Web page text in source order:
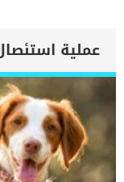
الاعراض الاخرى.
منهم ؟ خلل فى وظائف
المعوية او حدوث
اقرأ ايضا: 5
يشار الى تراكم
السوائل فى البطن
معلوماتك ان
فى